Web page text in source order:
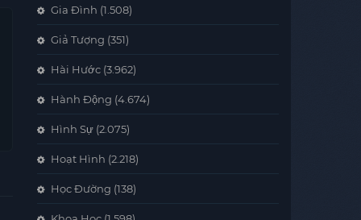
Gia Đình (1.508)
Giả Tượng (351)
Hài Hước (3.962)
Hành Động (4.674)
Hình Sự (2.075)
Hoạt Hình (2.218)
Học Đường (138)